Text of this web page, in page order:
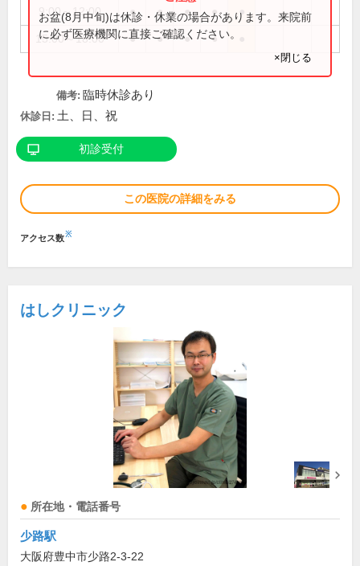
9:00～12:00 ● ● ● ● ●
15:00～18:00 ● ● ● ●
お盆(8月中旬)は休診・休業の場合があります。来院前
に必ず医療機関に直接ご確認ください。
×閉じる
備考: 臨時休診あり
休診日: 土、日、祝
初診受付
この医院の詳細をみる
アクセス数※
はしクリニック
所在地・電話番号
少路駅
大阪府豊中市少路2-3-22